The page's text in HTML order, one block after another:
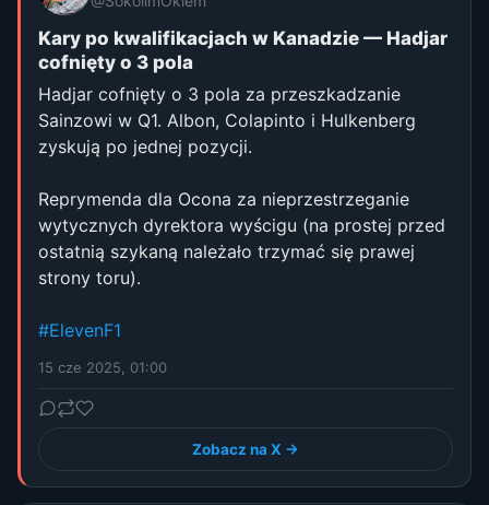
Kary po kwalifikacjach w Kanadzie — Hadjar
cofnięty o 3 pola
Hadjar cofnięty o 3 pola za przeszkadzanie
Sainzowi w Q1. Albon, Colapinto i Hulkenberg
zyskują po jednej pozycji.
Reprymenda dla Ocona za nieprzestrzeganie
wytycznych dyrektora wyścigu (na prostej przed
ostatnią szykaną należało trzymać się prawej
strony toru).
#ElevenF1
15 cze 2025, 01:00
Zobacz na X →